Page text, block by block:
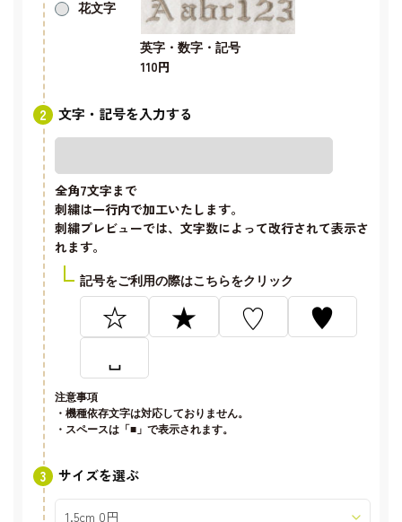
花文字
英字・数字・記号
110円
文字・記号を入力する
全角7文字まで
刺繍は一行内で加工いたします。
刺繍プレビューでは、文字数によって改行されて表示さ
れます。
記号をご利用の際はこちらをクリック
☆ ★ ♡
♥
␣
注意事項
・機種依存文字は対応しておりません。
・スペースは「■」で表示されます。
サイズを選ぶ